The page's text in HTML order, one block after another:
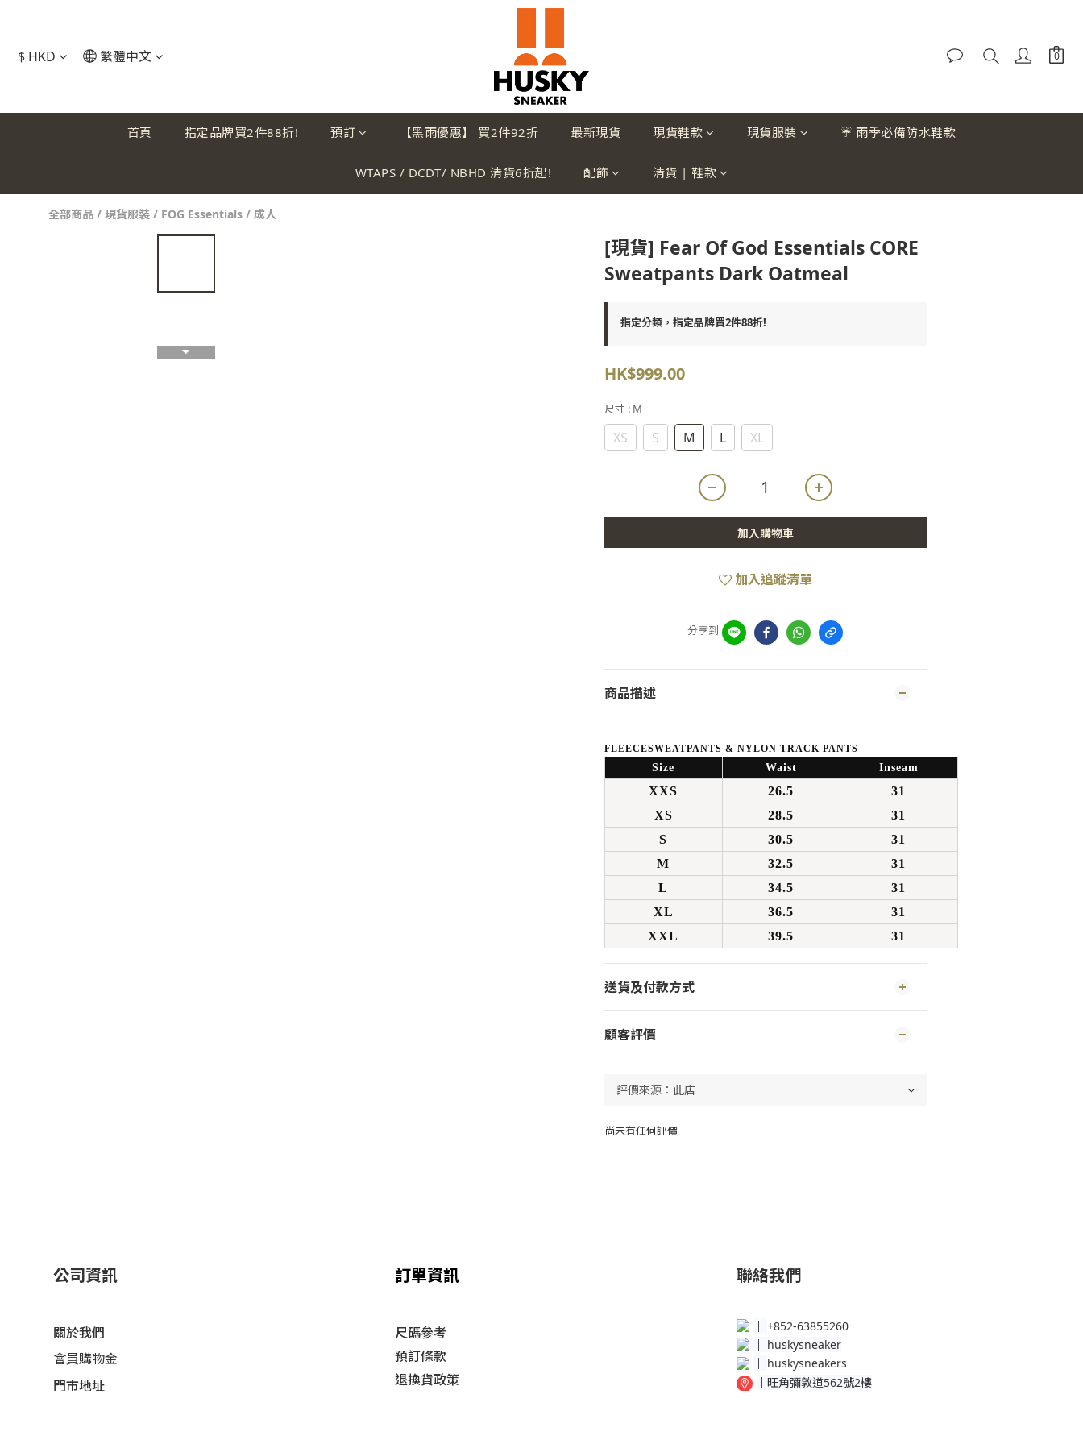
$ HKD 繁體中文
首頁 指定品牌買2件88折! 預訂 【黑雨優惠】 買2件92折 最新現貨 現貨鞋款 現貨服裝 ☔ 雨季必備防水鞋款
WTAPS / DCDT/ NBHD 清貨6折起! 配飾 清貨 | 鞋款
全部商品 / 現貨服裝 / FOG Essentials / 成人
[現貨] Fear Of God Essentials CORE
Sweatpants Dark Oatmeal
指定分類，指定品牌買2件88折!
HK$999.00
尺寸 : M
XS S M L XL
加入購物車
加入追蹤清單
分享到
商品描述
FLEECESWEATPANTS & NYLON TRACK PANTS
Size Waist Inseam
XXS 26.5
31
XS
28.5
31
S
30.5
31
M
32.5
31
L
34.5
31
XL
36.5
31
XXL
39.5 31
送貨及付款方式
顧客評價
尚未有任何評價
公司資訊 訂單資訊 聯絡我們
關於我們
會員購物金
門市地址
尺碼參考
預訂條款
退換貨政策​
│ +852-63855260
huskysneaker
huskysneakers
│ 旺角彌敦道562號2樓